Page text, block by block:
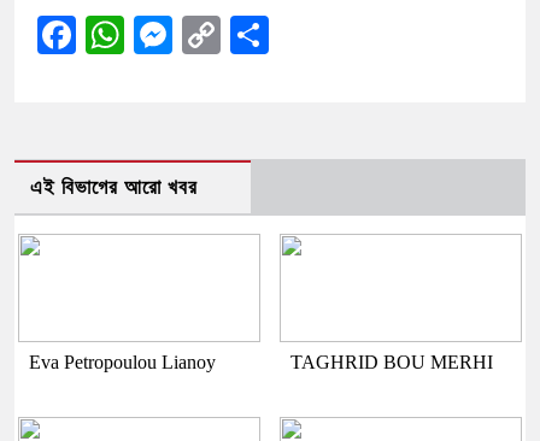
Facebook
WhatsApp
Messenger
Copy
এই বিভাগের আরো খবর
Eva Petropoulou Lianoy TAGHRID BOU MERHI